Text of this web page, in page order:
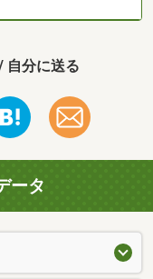
自分に送る
ータ